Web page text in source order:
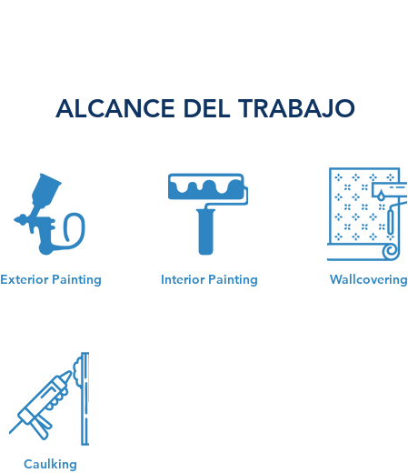
ALCANCE DEL TRABAJO
Exterior Painting
Caulking
Interior Painting Wallcovering